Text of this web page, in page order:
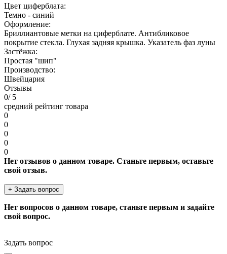
Цвет циферблата:
Темно - синий
Оформление:
Бриллиантовые метки на циферблате. Антибликовое
покрытие стекла. Глухая задняя крышка. Указатель фаз луны
Застёжка:
Простая "шип"
Производство:
Швейцария
Отзывы
0/ 5
средний рейтинг товара
0
0
0
0
0
Нет отзывов о данном товаре. Станьте первым, оставьте
свой отзыв.
+ Задать вопрос
Нет вопросов о данном товаре, станьте первым и задайте
свой вопрос.
Задать вопрос